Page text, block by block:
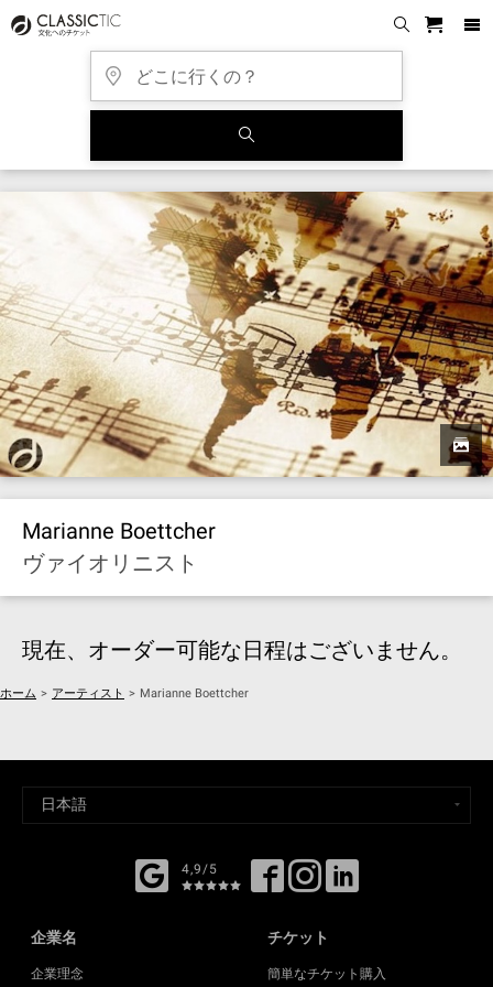
Marianne Boettcher
ヴァイオリニスト
現在、オーダー可能な日程はございません。
ホーム > アーティスト > Marianne Boettcher
4,9/5
企業名
企業理念
チケット
簡単なチケット購入